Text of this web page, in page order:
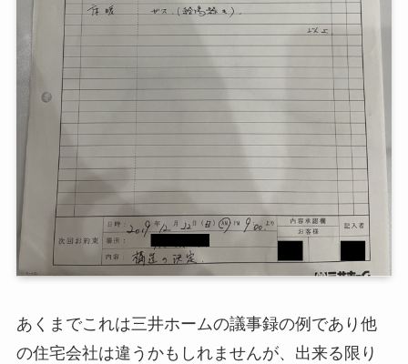
あくまでこれは三井ホームの議事録の例であり他
の住宅会社は違うかもしれませんが、出来る限り